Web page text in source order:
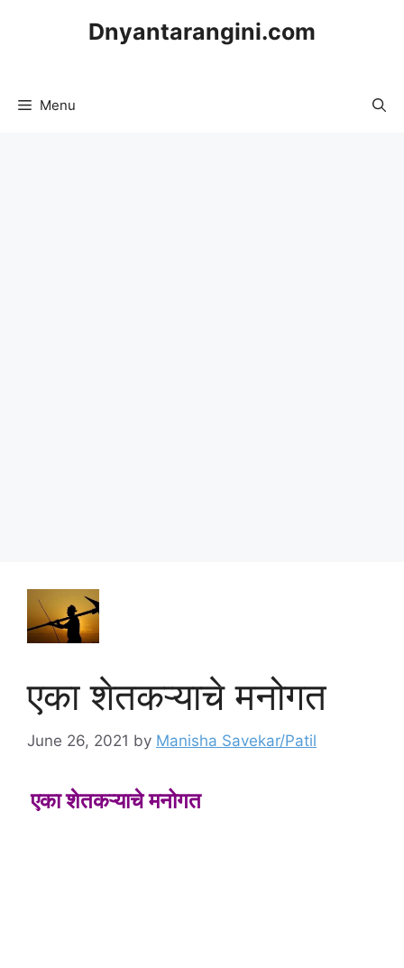
Dnyantarangini.com
Menu
एका शेतकऱ्याचे मनोगत
June 26, 2021 by Manisha Savekar/Patil
एका शेतकऱ्याचे मनोगत